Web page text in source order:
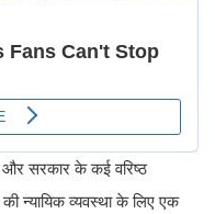
और सरकार के कई वरिष्ठ
न्यायिक व्यवस्था के लिए एक